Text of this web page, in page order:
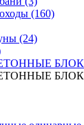
(160)
(24)